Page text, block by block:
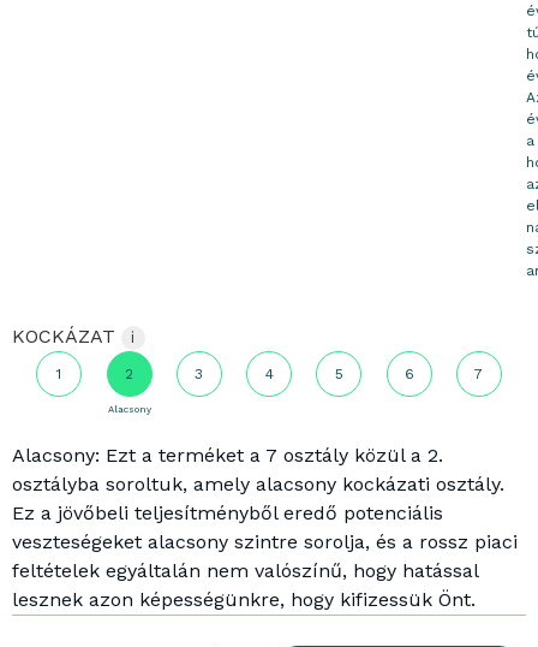
a
KOCKÁZAT i
1 2
Alacsony
3 4 5 6 7
Alacsony: Ezt a terméket a 7 osztály közül a 2.
osztályba soroltuk, amely alacsony kockázati osztály.
Ez a jövőbeli teljesítményből eredő potenciális
veszteségeket alacsony szintre sorolja, és a rossz piaci
feltételek egyáltalán nem valószínű, hogy hatással
lesznek azon képességünkre, hogy kifizessük Önt.